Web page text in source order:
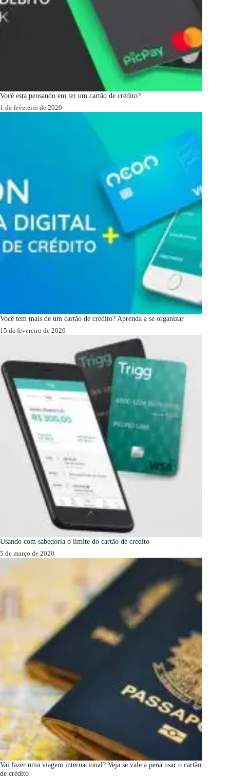
Você esta pensando em ter um cartão de crédito?
1 de fevereiro de 2020
Você tem mais de um cartão de crédito? Aprenda a se organizar
15 de fevereiro de 2020
Usando com sabedoria o limite do cartão de crédito
5 de março de 2020
Vai fazer uma viagem internacional? Veja se vale a pena usar o cartão
de crédito